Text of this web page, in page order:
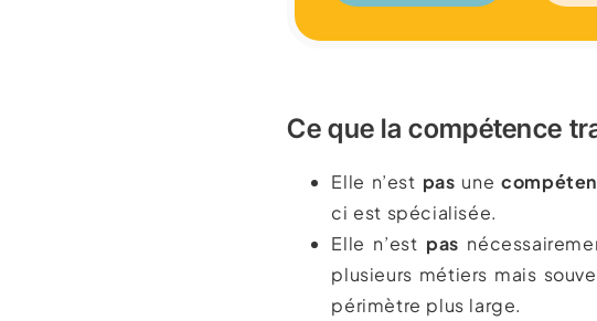
Ce que la compétence
Elle n’est pas une
ci est spécialisée.
Elle n’est pas
plusieurs métiers mais
périmètre plus large.